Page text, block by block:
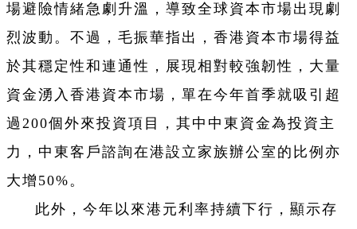
場避險情緒急劇升溫，導致全球資本市場出現劇
烈波動。不過，毛振華指出，香港資本市場得益
於其穩定性和連通性，展現相對較強韌性，大量
資金湧入香港資本市場，單在今年首季就吸引超
過200個外來投資項目，其中中東資金為投資主
力，中東客戶諮詢在港設立家族辦公室的比例亦
大增50%。
此外，今年以來港元利率持續下行，顯示存